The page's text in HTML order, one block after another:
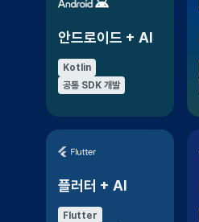
안드로이드 + AI
Kotlin
공통 SDK 개발
플러터 + AI
Flutter